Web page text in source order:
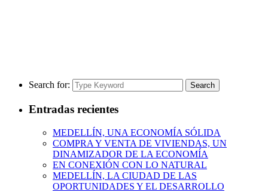
Search for: Search
Entradas recientes
MEDELLÍN, UNA ECONOMÍA SÓLIDA
COMPRA Y VENTA DE VIVIENDAS, UN
DINAMIZADOR DE LA ECONOMÍA
EN CONEXIÓN CON LO NATURAL
MEDELLÍN, LA CIUDAD DE LAS
OPORTUNIDADES Y EL DESARROLLO